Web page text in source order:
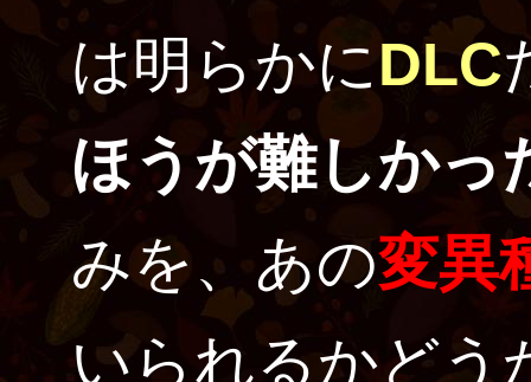
は明らかにDLC
ほうが難しかっ
みを、あの変異
いられるかどう